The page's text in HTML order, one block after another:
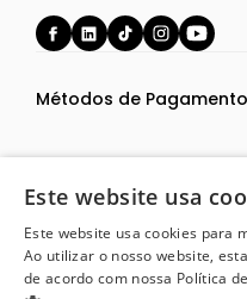
119,00€
Métodos de Pagamento
Termos e Condições
Política de Privacidade
Este website usa
Este website usa cookies para
Ao utilizar o nosso website,
de acordo com nossa Política